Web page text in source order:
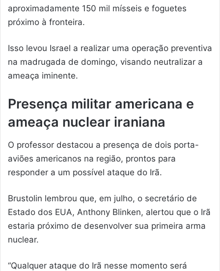
aproximadamente 150 mil mísseis e foguetes
próximo à fronteira.
Isso levou Israel a realizar uma operação preventiva
na madrugada de domingo, visando neutralizar a
ameaça iminente.
Presença militar americana e
ameaça nuclear iraniana
O professor destacou a presença de dois porta-
aviões americanos na região, prontos para
responder a um possível ataque do Irã.
Brustolin lembrou que, em julho, o secretário de
Estado dos EUA, Anthony Blinken, alertou que o Irã
estaria próximo de desenvolver sua primeira arma
nuclear.
“Qualquer ataque do Irã nesse momento será